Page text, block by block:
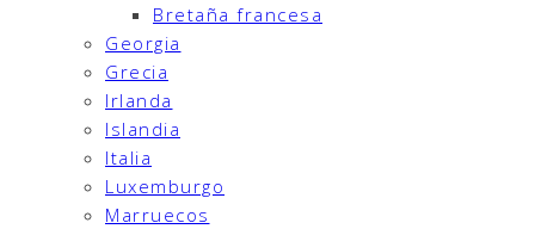
Bretaña francesa
Georgia
Grecia
Irlanda
Islandia
Italia
Luxemburgo
Marruecos